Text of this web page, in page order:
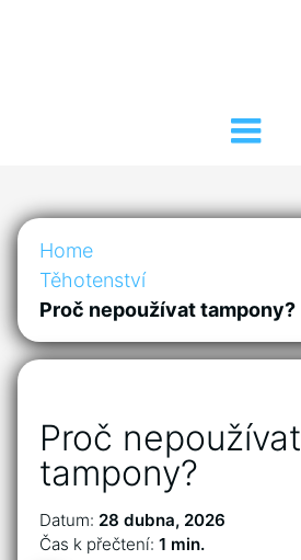
Home
Těhotenství
Proč nepoužívat tampony?
Proč nepoužívat
tampony?
Datum: 28 dubna, 2026
Čas k přečtení: 1 min.